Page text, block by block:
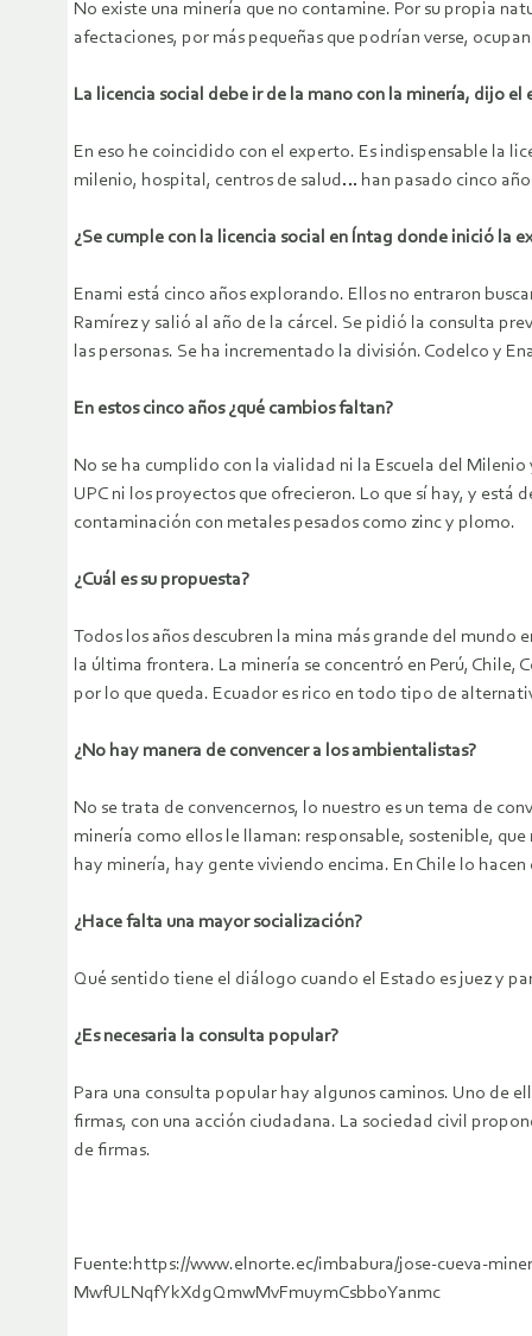
No existe una minería que no contamine. Por su propia
afectaciones, por más pequeñas que podrían verse,
La licencia social debe ir de la mano con la minería, dijo
En eso he coincidido con el experto. Es indispensable la
milenio, hospital, centros de salud… han pasado cinco
¿Se cumple con la licencia social en Íntag donde inició la
Enami está cinco años explorando. Ellos no entraron
Ramírez y salió al año de la cárcel. Se pidió la consulta
las personas. Se ha incrementado la división. Codelco y
En estos cinco años ¿qué cambios faltan?
No se ha cumplido con la vialidad ni la Escuela del
UPC ni los proyectos que ofrecieron. Lo que sí hay, y
contaminación con metales pesados como zinc y plomo.
¿Cuál es su propuesta?
Todos los años descubren la mina más grande del mundo
la última frontera. La minería se concentró en Perú, Chile,
por lo que queda. Ecuador es rico en todo tipo de
¿No hay manera de convencer a los ambientalistas?
No se trata de convencernos, lo nuestro es un tema de
minería como ellos le llaman: responsable, sostenible,
hay minería, hay gente viviendo encima. En Chile lo hacen
¿Hace falta una mayor socialización?
Qué sentido tiene el diálogo cuando el Estado es juez y
¿Es necesaria la consulta popular?
Para una consulta popular hay algunos caminos. Uno de
firmas, con una acción ciudadana. La sociedad civil
de firmas.
Fuente:https://www.elnorte.ec/imbabura/jose-cueva-
MwfULNqfYkXdgQmwMvFmuymCsbb0Yanmc